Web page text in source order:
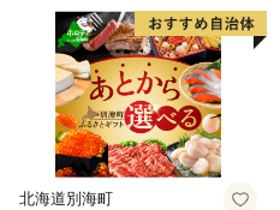
北海道別海町